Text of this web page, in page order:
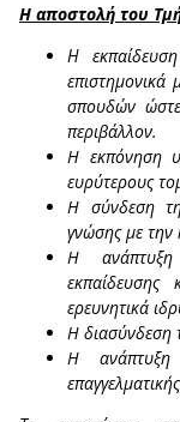
Η αποστολή του
Η
επιστημονικά
σπουδών ώστε
περιβάλλον.
H εκπόνηση
ευρύτερους
H σύνδεση
γνώσης με την
H ανάπτυξη
εκπαίδευσης
ερευνητικά
H διασύνδεση
H ανάπτυξη